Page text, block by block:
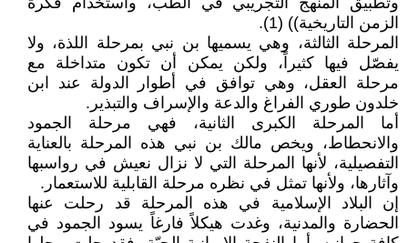
الزمن التاريخية)) (1).
المرحلة الثالثة، وهي يسميها بن نبي بمرحلة اللذة، ولا
يفصّل فيها كثيراً، ولكن يمكن أن تكون متداخلة مع
مرحلة العقل، وهي توافق في أطوار الدولة عند ابن
خلدون طوري الفراغ والدعة والإسراف والتبذير.
أما المرحلة الكبرى الثانية، فهي مرحلة الجمود
والانحطاط، ويخص مالك بن نبي هذه المرحلة بالعناية
التفصيلية، لأنها المرحلة التي لا نزال نعيش في رواسبها
وآثارها، ولأنها تمثل في نظره مرحلة القابلية للاستعمار.
إن البلاد الإسلامية في هذه المرحلة قد رحلت عنها
الحضارة والمدنية، وغدت هيكلاً فارغاً يسود الجمود في